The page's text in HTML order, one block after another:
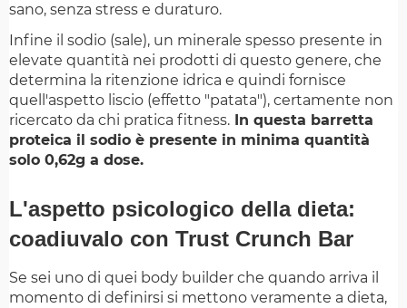
sano, senza stress e duraturo.
Infine il sodio (sale), un minerale spesso presente in
elevate quantità nei prodotti di questo genere, che
determina la ritenzione idrica e quindi fornisce
quell'aspetto liscio (effetto "patata"), certamente non
ricercato da chi pratica fitness. In questa barretta
proteica il sodio è presente in minima quantità
solo 0,62g a dose.
L'aspetto psicologico della dieta:
coadiuvalo con Trust Crunch Bar
Se sei uno di quei body builder che quando arriva il
momento di definirsi si mettono veramente a dieta,